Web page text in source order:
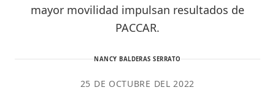
mayor movilidad impulsan resultados de
PACCAR.
NANCY BALDERAS SERRATO
25 DE OCTUBRE DEL 2022